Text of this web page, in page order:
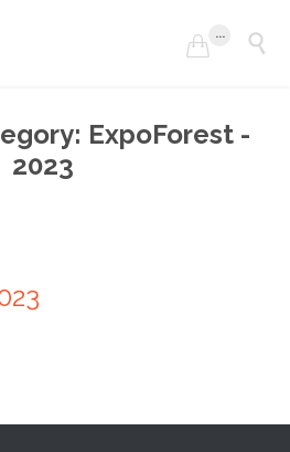

... 
ExpoForest -
2023